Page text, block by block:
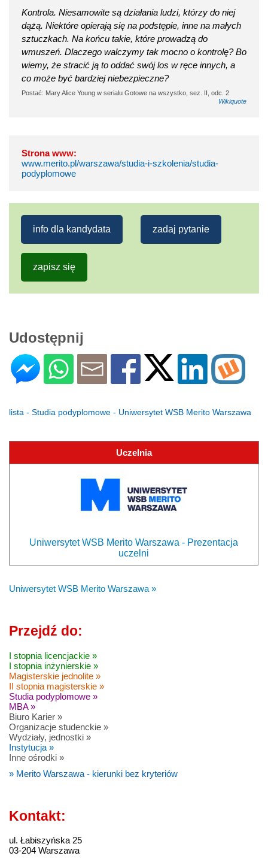
Kontrola. Niesamowite są działania ludzi, którzy do niej
dążą. Niektóre opierają się na podstępie, inne na małych
sztuczkach. Na końcu takie, które prowadzą do
wmuszeń. Dlaczego walczymy tak mocno o kontrolę? Bo
wiemy, że stracić ją to oddać swój los w ręce innych, a
co może być bardziej niebezpieczne?
Postać: Mary Alice Young w serialu Gotowe na wszystko, sez. II, odc. 2
Wikiquote
Strona www:
www.merito.pl/warszawa/studia-i-szkolenia/studia-
podyplomowe
info dla kandydata zadaj pytanie
zapisz się
Udostępnij
lista - Studia podyplomowe - Uniwersytet WSB Merito Warszawa
Uczelnia
Uniwersytet WSB Merito Warszawa - Prezentacja
uczelni
Uniwersytet WSB Merito Warszawa »
Przejdź do:
I stopnia licencjackie »
I stopnia inżynierskie »
Magisterskie jednolite »
II stopnia magisterskie »
Studia podyplomowe »
MBA »
Biuro Karier »
Organizacje studenckie »
Wydziały, jednostki »
Instytucja »
Inne ośrodki »
» Merito Warszawa - kierunki bez kryteriów
Kontakt:
ul. Łabiszyńska 25
03-204 Warszawa